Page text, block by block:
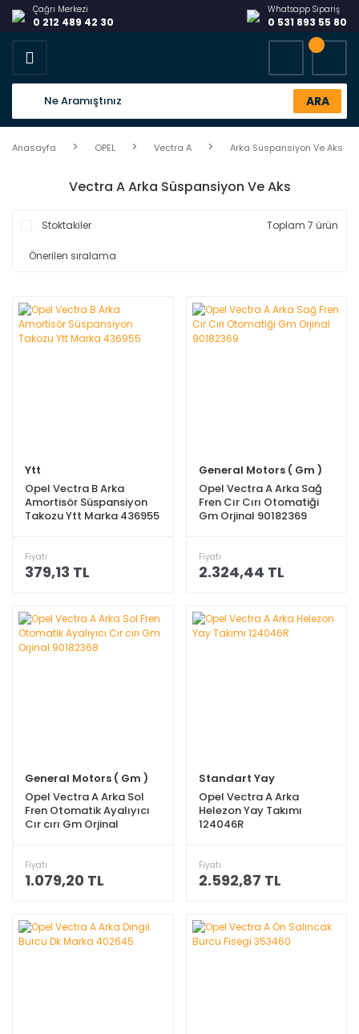
Çağrı Merkezi
0 212 489 42 30
Whatsapp Sipariş
0 531 893 55 80
ARA
Anasayfa OPEL Vectra A Arka Süspansiyon Ve Aks
Vectra A Arka Süspansiyon Ve Aks
Stoktakiler Toplam 7 ürün
Ytt
Opel Vectra B Arka
Amortisör Süspansiyon
Takozu Ytt Marka 436955
Fiyatı
379,13 TL
General Motors ( Gm )
Opel Vectra A Arka Sağ
Fren Cır Cırı Otomatiği
Gm Orjinal 90182369
Fiyatı
2.324,44 TL
General Motors ( Gm )
Opel Vectra A Arka Sol
Fren Otomatik Ayalıyıcı
Cır cırı Gm Orjinal
Fiyatı
1.079,20 TL
Standart Yay
Opel Vectra A Arka
Helezon Yay Takımı
124046R
Fiyatı
2.592,87 TL